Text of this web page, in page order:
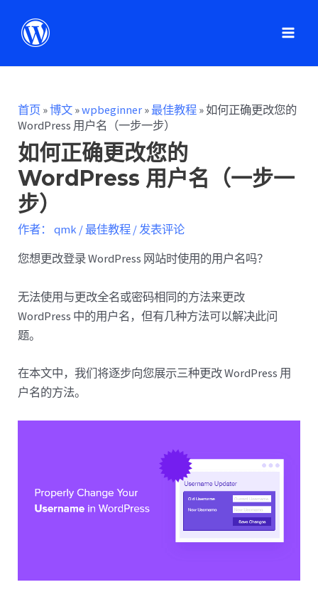
首页 »博文 »wpbeginner »最佳教程 »如何正确更改您的
WordPress 用户名（一步一步）
如何正确更改您的
WordPress 用户名（一步一
步）
作者： qmk /最佳教程 /发表评论
您想更改登录 WordPress 网站时使用的用户名吗？
无法使用与更改全名或密码相同的方法来更改
WordPress 中的用户名，但有几种方法可以解决此问
题。
在本文中，我们将逐步向您展示三种更改 WordPress 用
户名的方法。